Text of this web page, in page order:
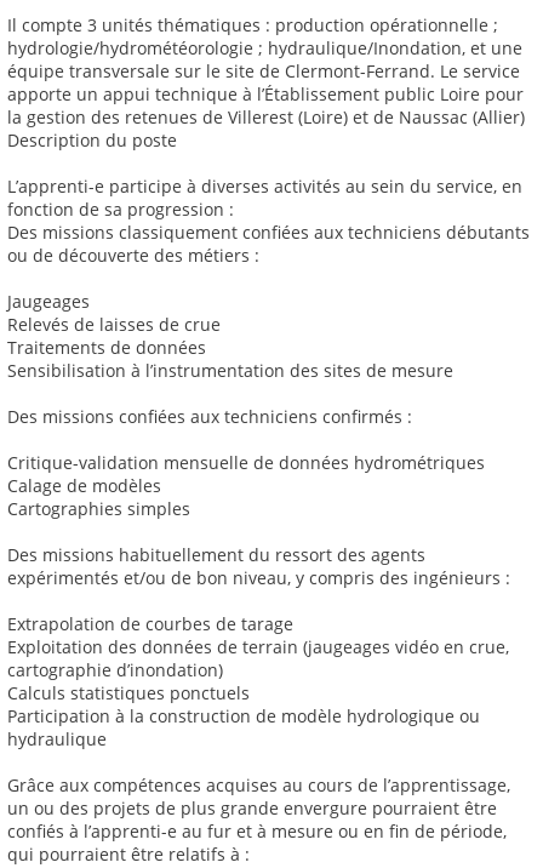
Il compte 3 unités thématiques : production opérationnelle ;
hydrologie/hydrométéorologie ; hydraulique/Inondation, et une
équipe transversale sur le site de Clermont-Ferrand. Le service
apporte un appui technique à l’Établissement public Loire pour
la gestion des retenues de Villerest (Loire) et de Naussac (Allier)
Description du poste
L’apprenti-e participe à diverses activités au sein du service, en
fonction de sa progression :
Des missions classiquement confiées aux techniciens débutants
ou de découverte des métiers :
Jaugeages
Relevés de laisses de crue
Traitements de données
Sensibilisation à l’instrumentation des sites de mesure
Des missions confiées aux techniciens confirmés :
Critique-validation mensuelle de données hydrométriques
Calage de modèles
Cartographies simples
Des missions habituellement du ressort des agents
expérimentés et/ou de bon niveau, y compris des ingénieurs :
Extrapolation de courbes de tarage
Exploitation des données de terrain (jaugeages vidéo en crue,
cartographie d’inondation)
Calculs statistiques ponctuels
Participation à la construction de modèle hydrologique ou
hydraulique
Grâce aux compétences acquises au cours de l’apprentissage,
un ou des projets de plus grande envergure pourraient être
confiés à l’apprenti-e au fur et à mesure ou en fin de période,
qui pourraient être relatifs à :